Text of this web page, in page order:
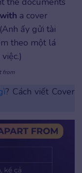
a cover
ấy gửi tài
theo một lá
from
? Cách viết Cover